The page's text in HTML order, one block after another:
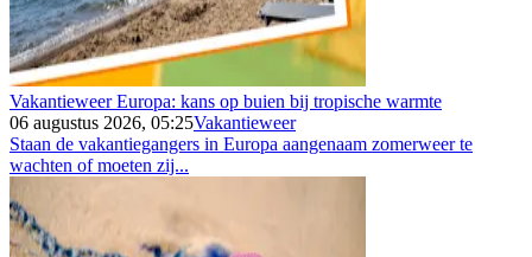
Vakantieweer Europa: kans op buien bij tropische warmte
06 augustus 2026, 05:25Vakantieweer
Staan de vakantiegangers in Europa aangenaam zomerweer te
wachten of moeten zij...